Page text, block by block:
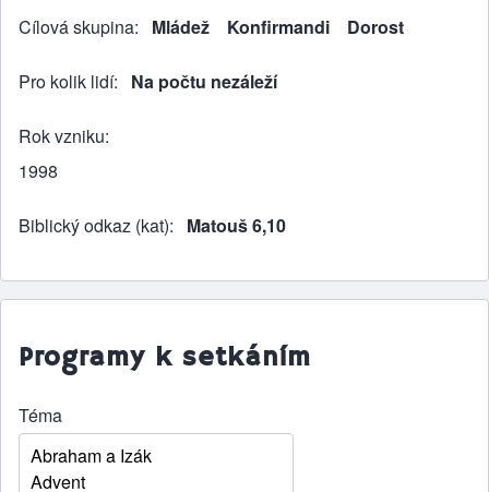
Cílová skupina Mládež Konfirmandi Dorost
Pro kolik lidí Na počtu nezáleží
Rok vzniku
1998
Biblický odkaz (kat) Matouš 6,10
Programy k setkáním
Téma